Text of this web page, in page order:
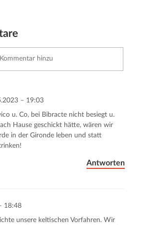
Kommentar senden
– 19:03
u. Co, bei Bibracte nicht besiegt u.
Hause geschickt hätte, wären wir
in der Gironde leben und statt
Antworten
18:48
unsere keltischen Vorfahren. Wir